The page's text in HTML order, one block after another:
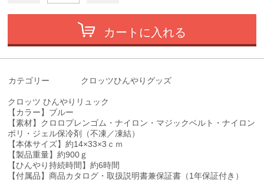
カートに入れる
カテゴリー クロッツひんやりグッズ
クロッツ ひんやりリュック
【カラー】ブルー
【素材】クロロプレンゴム・ナイロン・マジックベルト・ナイロン
ポリ・ジェル保冷剤（不凍／凍結）
【本体サイズ】約14×33×3ｃｍ
【製品重量】約900ｇ
【ひんやり持続時間】約6時間
【付属品】商品カタログ・取扱説明書兼保証書（1年保証付き）